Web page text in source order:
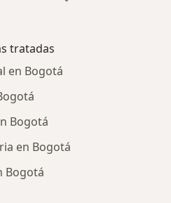
tratadas
en Bogotá
Bogotá
en Bogotá
Bogotá